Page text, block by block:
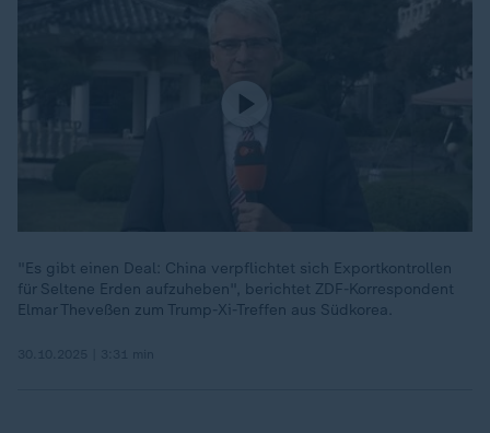
"Es gibt einen Deal: China verpflichtet sich Exportkontrollen
für Seltene Erden aufzuheben", berichtet ZDF-Korrespondent
Elmar Theveßen zum Trump-Xi-Treffen aus Südkorea.